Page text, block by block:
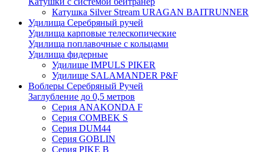
Катушка Silver Stream URAGAN BAITRUNNER
Удилища Серебряный ручей
Удилища карповые телескопические
Удилища поплавочные с кольцами
Удилища фидерные
Удилище IMPULS PIKER
Удилище SALAMANDER P&F
Воблеры Серебряный Ручей
Заглубление до 0,5 метров
Серия ANAKONDA F
Серия COMBEK S
Серия DUM44
Серия GOBLIN
Серия PIKE B